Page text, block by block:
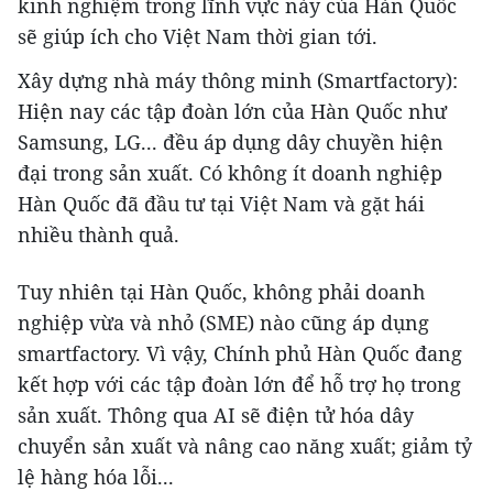
kinh nghiệm trong lĩnh vực này của Hàn Quốc
sẽ giúp ích cho Việt Nam thời gian tới.
Xây dựng nhà máy thông minh (Smartfactory):
Hiện nay các tập đoàn lớn của Hàn Quốc như
Samsung, LG... đều áp dụng dây chuyền hiện
đại trong sản xuất. Có không ít doanh nghiệp
Hàn Quốc đã đầu tư tại Việt Nam và gặt hái
nhiều thành quả.
Tuy nhiên tại Hàn Quốc, không phải doanh
nghiệp vừa và nhỏ (SME) nào cũng áp dụng
smartfactory. Vì vậy, Chính phủ Hàn Quốc đang
kết hợp với các tập đoàn lớn để hỗ trợ họ trong
sản xuất. Thông qua AI sẽ điện tử hóa dây
chuyển sản xuất và nâng cao năng xuất; giảm tỷ
lệ hàng hóa lỗi...